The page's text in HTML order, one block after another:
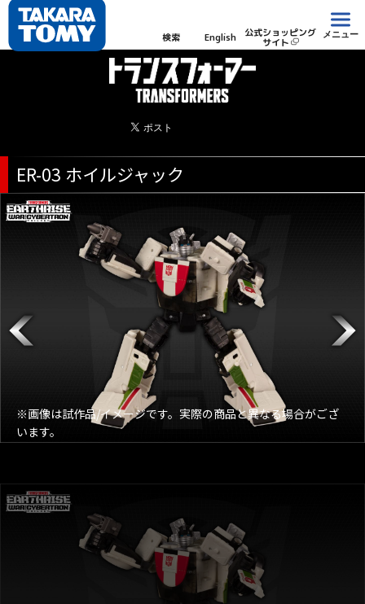
検索 English 公式ショッピング
サイト
メニュー
ER-03 ホイルジャック
※画像は試作品/イメージです。実際の商品と異なる場合がござ
います。